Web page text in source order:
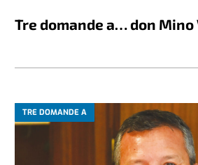
Tre domande a… don
TRE DOMANDE A